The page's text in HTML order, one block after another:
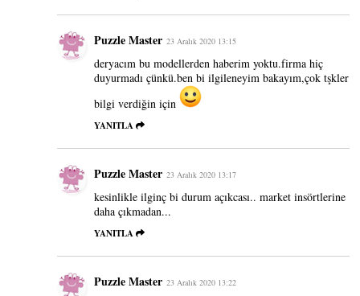
Puzzle Master 23 Aralık 2020 13:15
deryacım bu modellerden haberim yoktu.firma hiç
duyurmadı çünkü.ben bi ilgileneyim bakayım,çok tşkler
bilgi verdiğin için
YANITLA
Puzzle Master 23 Aralık 2020 13:17
kesinlikle ilginç bi durum açıkcası.. market insörtlerine
daha çıkmadan...
YANITLA
Puzzle Master 23 Aralık 2020 13:22